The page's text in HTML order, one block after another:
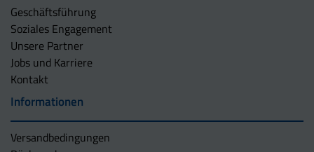
Geschäftsführung
Soziales Engagement
Unsere Partner
Jobs und Karriere
Kontakt
Informationen
Versandbedingungen